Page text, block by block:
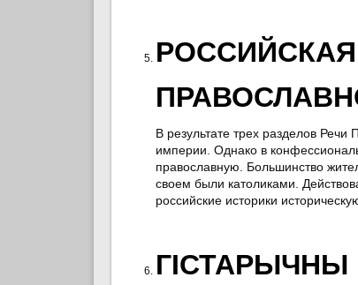
В результате трех разделов Речи
империи. Однако в
православную. Большинство
своем были католиками.
российские историки
ГІСТАРЫЧНЫ